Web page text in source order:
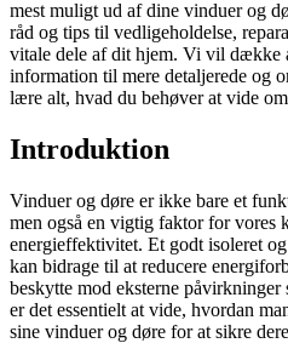
mest muligt ud af dine vinduer og
råd og tips til vedligeholdelse,
vitale dele af dit hjem. Vi vil dække
information til mere detaljerede og
lære alt, hvad du behøver at vide
Introduktion
Vinduer og døre er ikke bare et
men også en vigtig faktor for vores
energieffektivitet. Et godt isoleret
kan bidrage til at reducere
beskytte mod eksterne
er det essentielt at vide, hvordan
sine vinduer og døre for at sikre